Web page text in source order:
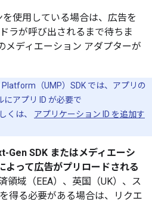
使用している場合は、広告を
ラが呼び出されるまで待ちま
メディエーション アダプターが
（UMP）SDK では、アプリの
アプリ ID が必要で
くは、 アプリケーション ID を追加す
Gen SDK またはメディエーシ
よって広告がプリロードされる
領域（EEA）、英国（UK）、ス
得る必要がある場合は、リクエ